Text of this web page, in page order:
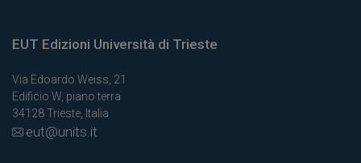
EUT Edizioni Università di Trieste
Via Edoardo Weiss, 21
Edificio W, piano terra
34128 Trieste, Italia
eut@units.it